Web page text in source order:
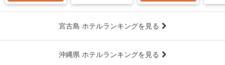
宮古島 ホテルランキングを見る
沖縄県 ホテルランキングを見る